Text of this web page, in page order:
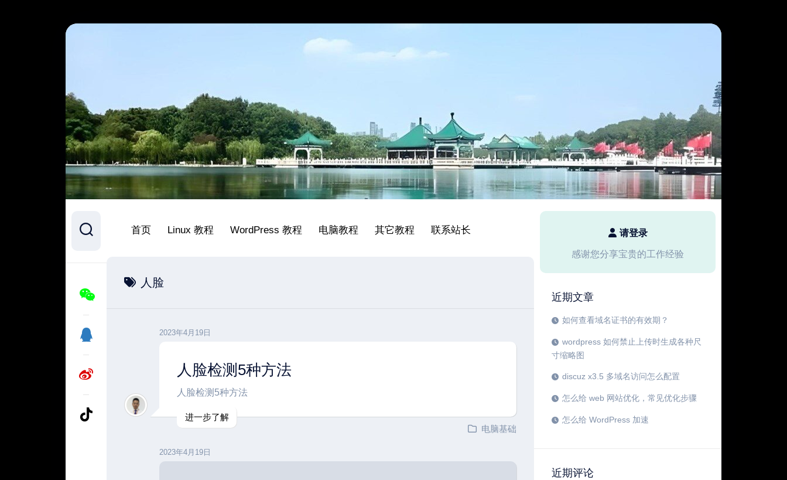
请登录
感谢您分享宝贵的工作经验
近期文章
如何查看域名证书的有效期？
wordpress 如何禁止上传时生成各种尺
寸缩略图
discuz x3.5 多域名访问怎么配置
怎么给 web 网站优化，常见优化步骤
怎么给 WordPress 加速
近期评论
首页 Linux 教程 WordPress 教程 电脑教程 其它教程 联系站长
人脸
2023年4月19日
人脸检测5种方法
人脸检测5种方法
进一步了解
电脑基础
2023年4月19日